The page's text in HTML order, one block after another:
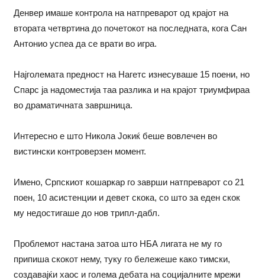
Денвер имаше контрола на натпреварот од крајот на
втората четвртина до почетокот на последната, кога Сан
Антонио успеа да се врати во игра.
Најголемата предност на Нагетс изнесуваше 15 поени, но
Спарс ја надоместија таа разлика и на крајот триумфираа
во драматичната завршница.
Интересно е што Никола Јокиќ беше вовлечен во
вистински контроверзен момент.
Имено, Српскиот кошаркар го заврши натпреварот со 21
поен, 10 асистенции и девет скока, со што за еден скок
му недостигаше до нов трипл-дабл.
Проблемот настана затоа што НБА лигата не му го
припиша скокот нему, туку го бележеше како тимски,
создавајќи хаос и голема дебата на социјалните мрежи